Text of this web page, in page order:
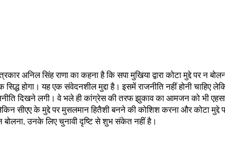
अनिल सिंह राणा का कहना है कि सपा मुखिया द्वारा कोटा मुद्दे पर न
सिद्ध होगा। यह एक संवेदनशील मुद्दा है। इसमें राजनीति नहीं होनी चाहिए
दिखने लगी। वे भले ही कांग्रेस की तरफ झुकाव का आमजन को भी
सीएए के मुद्दे पर मुसलमान हितैशी बनने की कोशिश करना और कोटा मुद्दे
बोलना, उनके लिए चुनावी दृष्टि से शुभ संकेत नहीं है।